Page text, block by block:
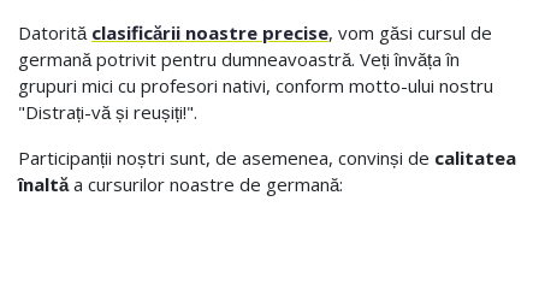
Datorită clasificării noastre precise, vom găsi cursul de
germană potrivit pentru dumneavoastră. Veți învăța în
grupuri mici cu profesori nativi, conform motto-ului nostru
"Distrați-vă și reușiți!".
Participanții noștri sunt, de asemenea, convinși de calitatea
înaltăa cursurilor noastre de germană: